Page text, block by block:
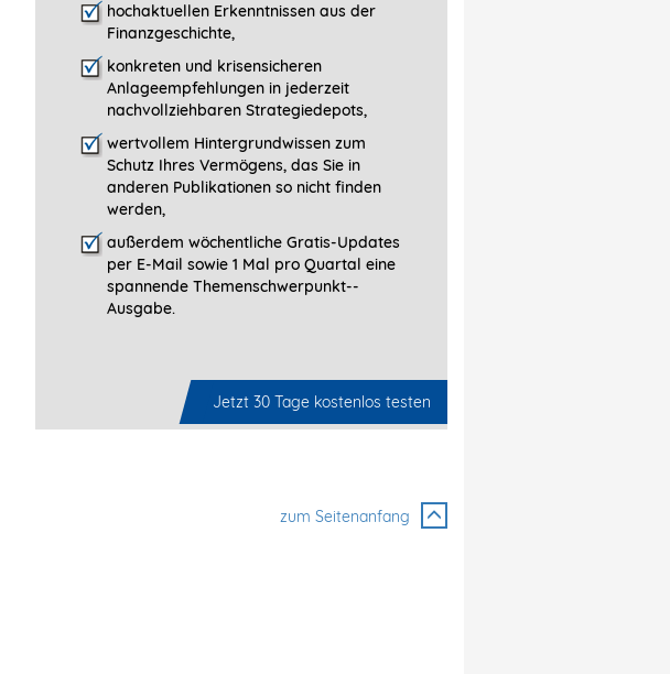
hochaktuellen Erkenntnissen aus der
Finanzgeschichte,
konkreten und krisensicheren
Anlageempfehlungen in jederzeit
nachvollziehbaren Strategiedepots,
wertvollem Hintergrundwissen zum
Schutz Ihres Vermögens, das Sie in
anderen Publikationen so nicht finden
werden,
außerdem wöchentliche Gratis-Updates
per E-Mail sowie 1 Mal pro Quartal eine
spannende Themenschwerpunkt-­
Ausgabe.
Jetzt 30 Tage kostenlos testen
zum Seitenanfang